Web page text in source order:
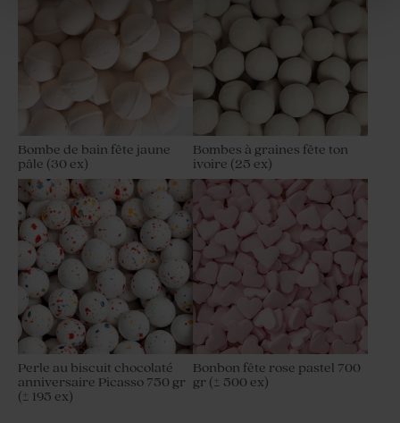
Bombe de bain fête jaune
pâle (30 ex)
Bombes à graines fête ton
ivoire (25 ex)
Perle au biscuit chocolaté
anniversaire Picasso 750 gr
(± 195 ex)
Bonbon fête rose pastel 700
gr (± 500 ex)